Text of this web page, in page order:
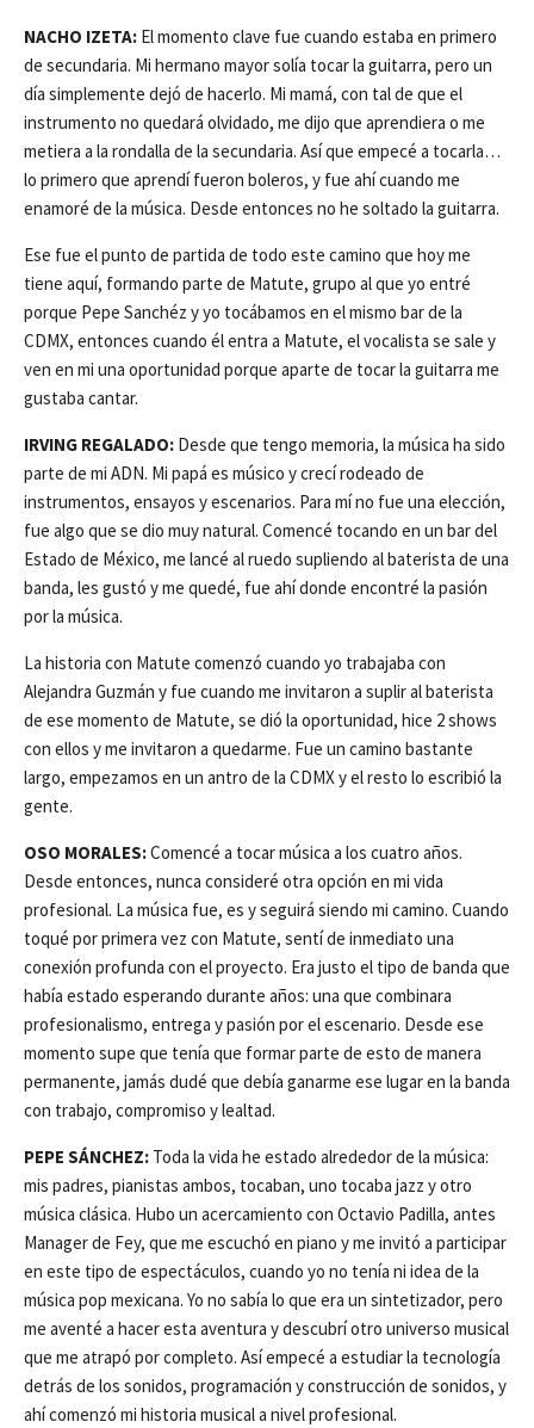
NACHO IZETA: El momento clave fue cuando estaba en primero
de secundaria. Mi hermano mayor solía tocar la guitarra, pero un
día simplemente dejó de hacerlo. Mi mamá, con tal de que el
instrumento no quedará olvidado, me dijo que aprendiera o me
metiera a la rondalla de la secundaria. Así que empecé a tocarla…
lo primero que aprendí fueron boleros, y fue ahí cuando me
enamoré de la música. Desde entonces no he soltado la guitarra.
Ese fue el punto de partida de todo este camino que hoy me
tiene aquí, formando parte de Matute, grupo al que yo entré
porque Pepe Sanchéz y yo tocábamos en el mismo bar de la
CDMX, entonces cuando él entra a Matute, el vocalista se sale y
ven en mi una oportunidad porque aparte de tocar la guitarra me
gustaba cantar.
IRVING REGALADO: Desde que tengo memoria, la música ha sido
parte de mi ADN. Mi papá es músico y crecí rodeado de
instrumentos, ensayos y escenarios. Para mí no fue una elección,
fue algo que se dio muy natural. Comencé tocando en un bar del
Estado de México, me lancé al ruedo supliendo al baterista de una
banda, les gustó y me quedé, fue ahí donde encontré la pasión
por la música.
La historia con Matute comenzó cuando yo trabajaba con
Alejandra Guzmán y fue cuando me invitaron a suplir al baterista
de ese momento de Matute, se dió la oportunidad, hice 2 shows
con ellos y me invitaron a quedarme. Fue un camino bastante
largo, empezamos en un antro de la CDMX y el resto lo escribió la
gente.
OSO MORALES:Comencé a tocar música a los cuatro años.
Desde entonces, nunca consideré otra opción en mi vida
profesional. La música fue, es y seguirá siendo mi camino. Cuando
toqué por primera vez con Matute, sentí de inmediato una
conexión profunda con el proyecto. Era justo el tipo de banda que
había estado esperando durante años: una que combinara
profesionalismo, entrega y pasión por el escenario. Desde ese
momento supe que tenía que formar parte de esto de manera
permanente, jamás dudé que debía ganarme ese lugar en la banda
con trabajo, compromiso y lealtad.
PEPE SÁNCHEZ: Toda la vida he estado alrededor de la música:
mis padres, pianistas ambos, tocaban, uno tocaba jazz y otro
música clásica. Hubo un acercamiento con Octavio Padilla, antes
Manager de Fey, que me escuchó en piano y me invitó a participar
en este tipo de espectáculos, cuando yo no tenía ni idea de la
música pop mexicana. Yo no sabía lo que era un sintetizador, pero
me aventé a hacer esta aventura y descubrí otro universo musical
que me atrapó por completo. Así empecé a estudiar la tecnología
detrás de los sonidos, programación y construcción de sonidos, y
ahí comenzó mi historia musical a nivel profesional.